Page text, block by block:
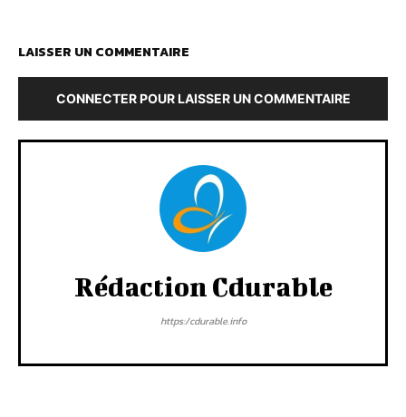
LAISSER UN COMMENTAIRE
CONNECTER POUR LAISSER UN COMMENTAIRE
Rédaction Cdurable
https:/cdurable.info